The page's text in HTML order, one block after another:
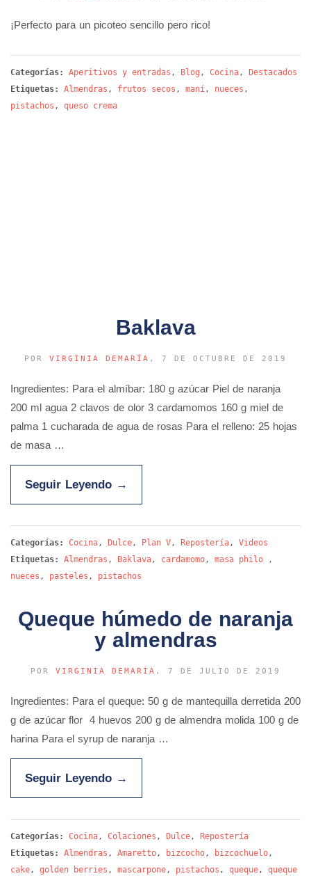
¡Perfecto para un picoteo sencillo pero rico!
Categorías: Aperitivos y entradas , Blog , Cocina , Destacados
Etiquetas:
Almendras , frutos secos , maní , nueces ,
pistachos , queso crema
Baklava
POR VIRGINIA DEMARÍA , 7 DE OCTUBRE DE 2019
Ingredientes: Para el almíbar: 180 g azúcar Piel de naranja
200 ml agua 2 clavos de olor 3 cardamomos 160 g miel de
palma 1 cucharada de agua de rosas Para el relleno: 25 hojas
de masa …
Seguir Leyendo →
Categorías: Cocina, Dulce, Plan V, Repostería, Videos
Etiquetas:
Almendras , Baklava, cardamomo, masa philo
,
nueces , pasteles , pistachos
Queque húmedo de naranja
y almendras
POR VIRGINIA DEMARÍA , 7 DE JULIO DE 2019
Ingredientes: Para el queque: 50 g de mantequilla derretida 200
g de azúcar flor 4 huevos 200 g de almendra molida 100 g de
harina Para el syrup de naranja …
Seguir Leyendo →
Categorías: Cocina, Colaciones , Dulce,
Repostería
Etiquetas:
Almendras , Amaretto, bizcocho, bizcochuelo,
cake, golden berries , mascarpone, pistachos , queque, queque